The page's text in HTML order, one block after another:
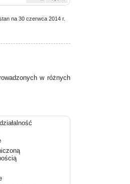
1 0,0%
na 30 czerwca 2014 r.
w różnych